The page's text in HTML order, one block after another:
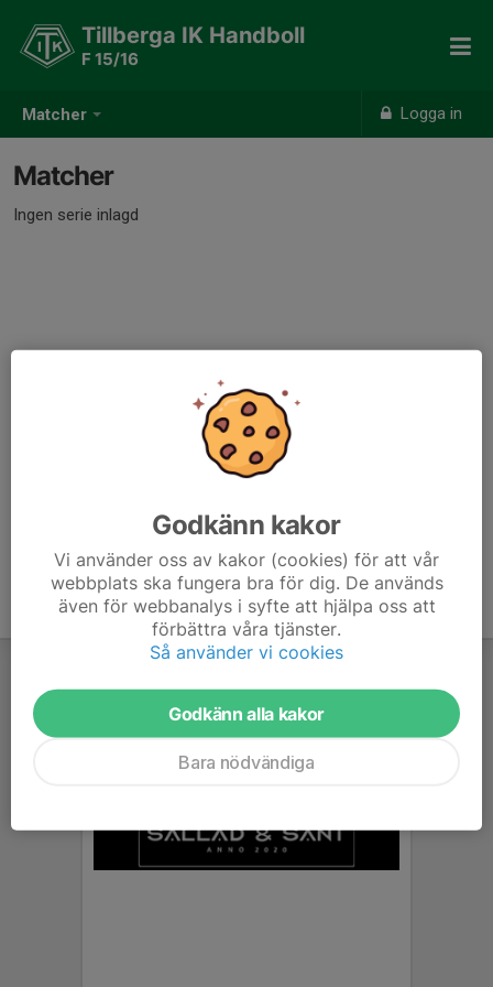
Matcher Logga in
Tillberga IK Handboll
F 15/16
Matcher
Ingen serie inlagd
Godkänn kakor
Vi använder oss av kakor (cookies) för att vår
webbplats ska fungera bra för dig. De används
även för webbanalys i syfte att hjälpa oss att
förbättra våra tjänster.
Så använder vi cookies
Godkänn alla kakor
Bara nödvändiga